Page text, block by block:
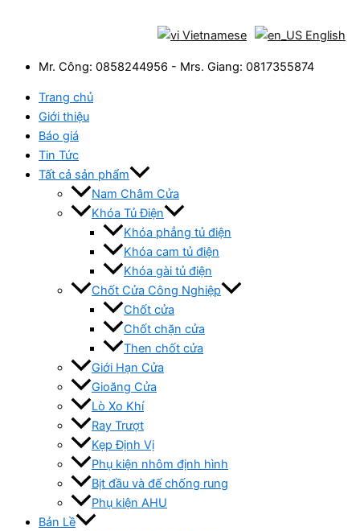
dung
Vietnamese English
Mr. Công: 0858244956 - Mrs. Giang: 0817355874
Trang chủ
Giới thiệu
Báo giá
Tin Tức
Tất cả sản phẩm
Nam Châm Cửa
Khóa Tủ Điện
Khóa phẳng tủ điện
Khóa cam tủ điện
Khóa gài tủ điện
Chốt Cửa Công Nghiệp
Chốt cửa
Chốt chặn cửa
Then chốt cửa
Giới Hạn Cửa
Gioăng Cửa
Lò Xo Khí
Ray Trượt
Kẹp Định Vị
Phụ kiện nhôm định hình
Bịt đầu và đế chống rung
Phụ kiện AHU
Bản Lề